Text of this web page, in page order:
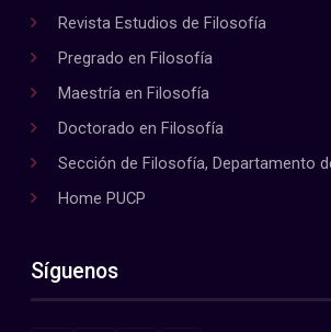
Revista Estudios de Filosofía
Pregrado en Filosofía
Maestría en Filosofía
Doctorado en Filosofía
Sección de Filosofía, Departamento
Home PUCP
Síguenos